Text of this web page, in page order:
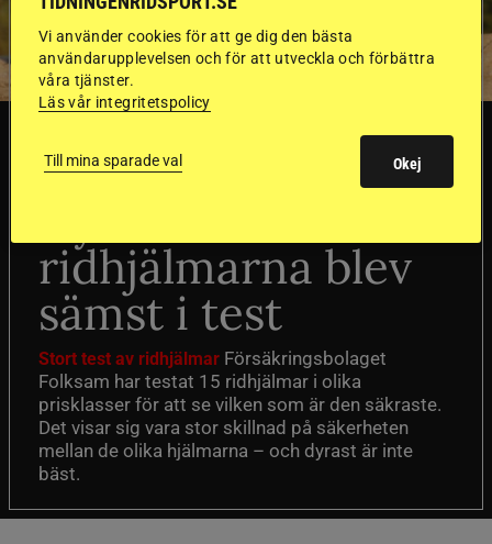
ridhjälmarna blev
sämst i test
Stort test av ridhjälmar Försäkringsbolaget
Folksam har testat 15 ridhjälmar i olika
prisklasser för att se vilken som är den säkraste.
Det visar sig vara stor skillnad på säkerheten
mellan de olika hjälmarna – och dyrast är inte
bäst.
Vi använder cookies för att ge dig den bästa
användarupplevelsen och för att utveckla och förbättra
våra tjänster.
Läs vår integritetspolicy
Till mina sparade val Okej